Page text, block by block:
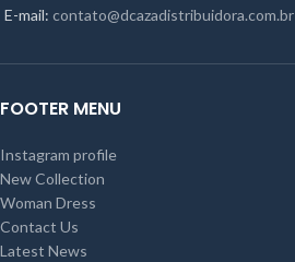
E-mail: contato@dcazadistribuidora.com.br
FOOTER MENU
Instagram profile
New Collection
Woman Dress
Contact Us
Latest News